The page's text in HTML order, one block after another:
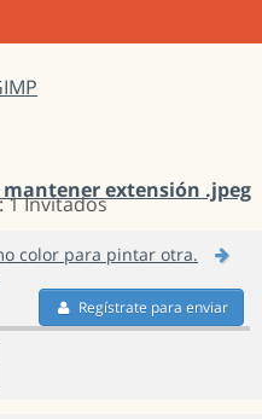
extensión .jpeg
1 Invitados
color para pintar otra.
Regístrate para enviar